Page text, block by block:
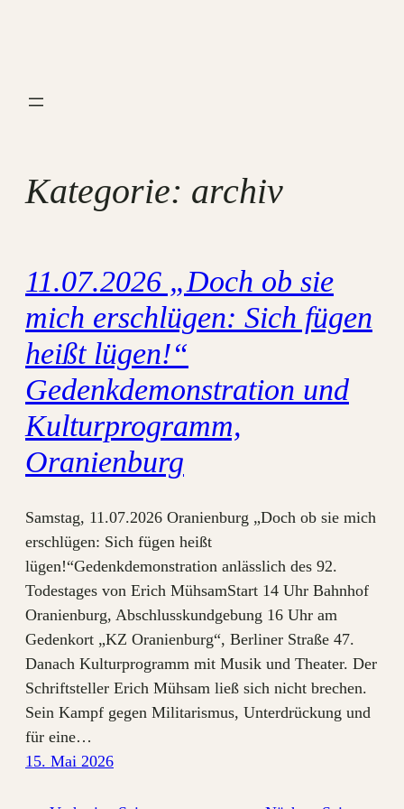
Kategorie: archiv
11.07.2026 „Doch ob sie
mich erschlügen: Sich fügen
heißt lügen!“
Gedenkdemonstration und
Kulturprogramm,
Oranienburg
Samstag, 11.07.2026 Oranienburg „Doch ob sie mich
erschlügen: Sich fügen heißt
lügen!“Gedenkdemonstration anlässlich des 92.
Todestages von Erich MühsamStart 14 Uhr Bahnhof
Oranienburg, Abschlusskundgebung 16 Uhr am
Gedenkort „KZ Oranienburg“, Berliner Straße 47.
Danach Kulturprogramm mit Musik und Theater. Der
Schriftsteller Erich Mühsam ließ sich nicht brechen.
Sein Kampf gegen Militarismus, Unterdrückung und
für eine…
15. Mai 2026